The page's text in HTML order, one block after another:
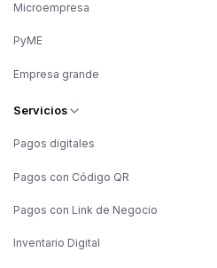
Servicios
Pagos digitales
Pagos con Código QR
Pagos con Link de Negocio
Inventario Digital
Microempresa
PyME
Empresa grande